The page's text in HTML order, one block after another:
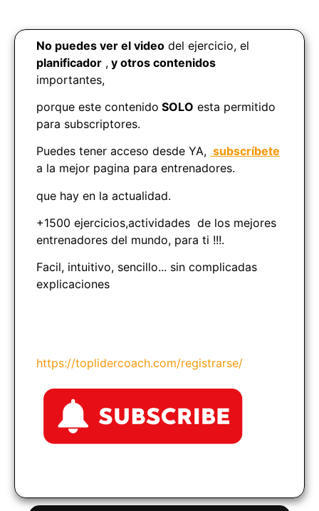
No puedes ver el video del ejercicio, el
planificador , y otros contenidos
importantes,
porque este contenido SOLO esta permitido
para subscriptores.
Puedes tener acceso desde YA, subscríbete
a la mejor pagina para entrenadores.
que hay en la actualidad.
+1500 ejercicios,actividades de los mejores
entrenadores del mundo, para ti !!!.
Facil, intuitivo, sencillo... sin complicadas
explicaciones
https://toplidercoach.com/registrarse/